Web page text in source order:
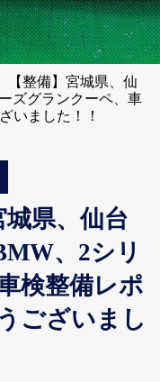
【整備】宮城県、仙
ズグランクーペ、車
いました！！
城県、仙台
、2シリ
検整備レポ
ございまし